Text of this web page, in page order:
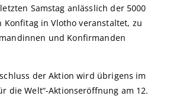
Samstag anlässlich der 5000
Konfitag in Vlotho veranstaltet, zu
und Konfirmanden
der Aktion wird übrigens im
die Welt“-Aktionseröffnung am 12.